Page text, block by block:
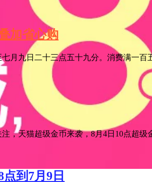
加省心购
月九日二十三点五十九分。消费满一
，天猫超级金币来袭，8月4日10点超级
到7月9日